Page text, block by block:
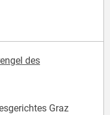
des
Graz